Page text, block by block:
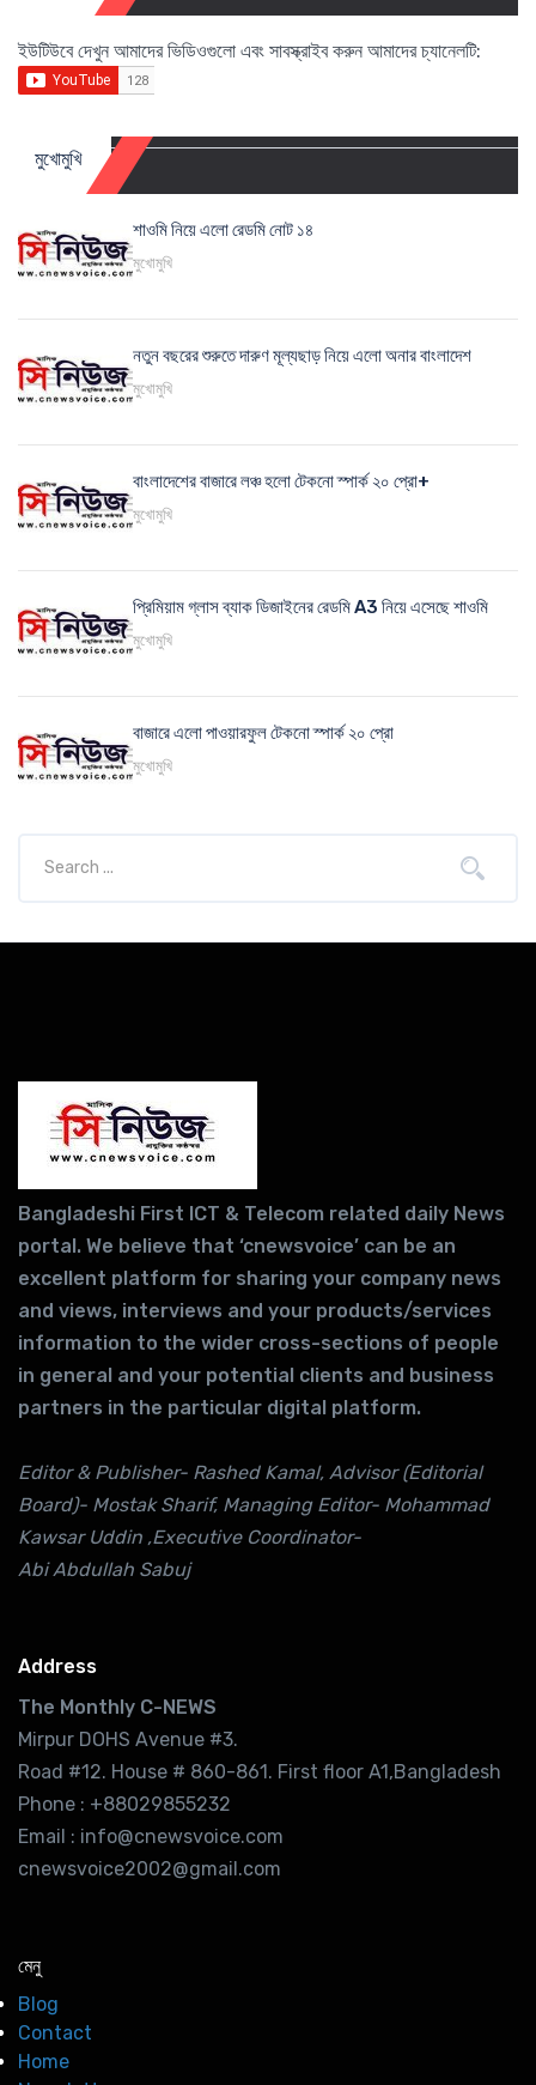
ইউটিউবে দেখুন আমাদের ভিডিওগুলো এবং সাবস্ক্রাইব করুন আমাদের চ্যানেলটি:
মুখোমুখি
শাওমি নিয়ে এলো রেডমি নোট ১৪
মুখোমুখি
নতুন বছরের শুরুতে দারুণ মূল্যছাড় নিয়ে এলো অনার বাংলাদেশ
মুখোমুখি
বাংলাদেশের বাজারে লঞ্চ হলো টেকনো স্পার্ক ২০ প্রো+
মুখোমুখি
প্রিমিয়াম গ্লাস ব্যাক ডিজাইনের রেডমি A3 নিয়ে এসেছে শাওমি
মুখোমুখি
বাজারে এলো পাওয়ারফুল টেকনো স্পার্ক ২০ প্রো
মুখোমুখি
Bangladeshi First ICT & Telecom related daily News
portal. We believe that ‘cnewsvoice’ can be an
excellent platform for sharing your company news
and views, interviews and your products/services
information to the wider cross-sections of people
in general and your potential clients and business
partners in the particular digital platform.
Editor & Publisher- Rashed Kamal, Advisor (Editorial
Board)- Mostak Sharif, Managing Editor- Mohammad
Kawsar Uddin ,Executive Coordinator-
Abi Abdullah Sabuj
Address
The Monthly C-NEWS
Mirpur DOHS Avenue #3.
Road #12. House # 860-861. First floor A1,Bangladesh
Phone : +88029855232
Email : info@cnewsvoice.com
cnewsvoice2002@gmail.com
মেনু
Blog
Contact
Home